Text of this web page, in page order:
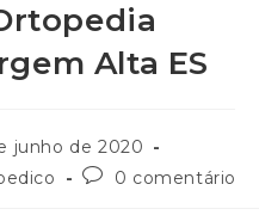
Alta ES
junho de 2020
0 comentário